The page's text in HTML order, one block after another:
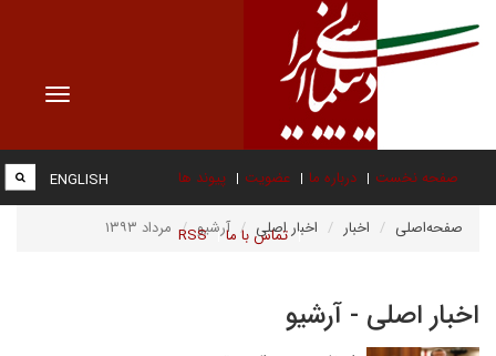
Toggle
صفحه نخست درباره ما عضویت پیوند ها
تماس با ما RSS
ENGLISH
صفحه‌اصلی اخبار اخبار اصلی آرشیو مرداد ۱۳۹۳
اخبار اصلی - آرشیو